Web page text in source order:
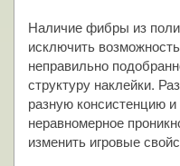
Наличие фибры из
исключить
неправильно
структуру наклейки.
разную консистенцию
неравномерное
изменить игровые